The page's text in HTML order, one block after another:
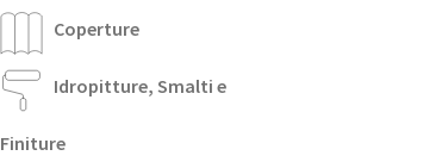
Coperture
Idropitture, Smalti e
Finiture